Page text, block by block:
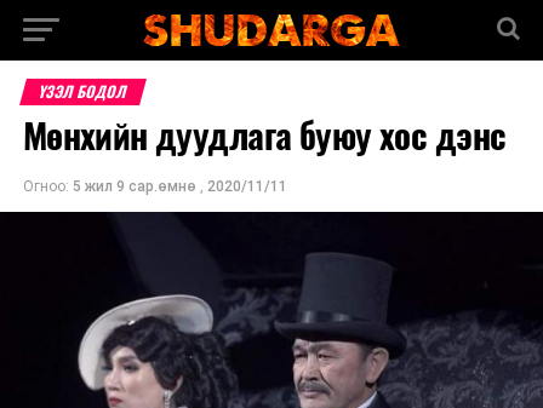
ҮЗЭЛ БОДОЛ
Мөнхийн дуудлага буюу хос дэнс
Огноо: 5 жил 9 сар.өмнө , 2020/11/11